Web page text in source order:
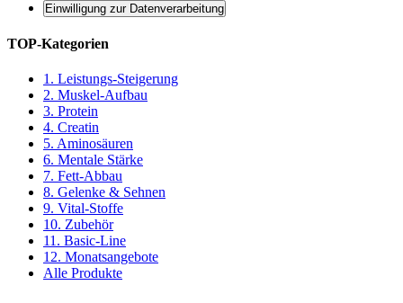
Einwilligung zur Datenverarbeitung
TOP-Kategorien
1. Leistungs-Steigerung
2. Muskel-Aufbau
3. Protein
4. Creatin
5. Aminosäuren
6. Mentale Stärke
7. Fett-Abbau
8. Gelenke & Sehnen
9. Vital-Stoffe
10. Zubehör
11. Basic-Line
12. Monatsangebote
Alle Produkte